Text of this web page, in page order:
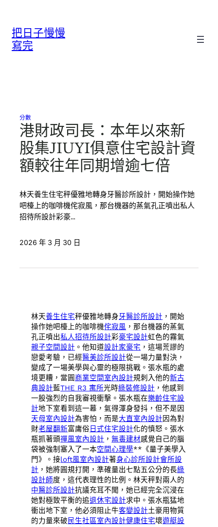
把日子慢慢
寫完
分數
港財政司長：本年以來新
股集JIUYI俱意住宅設計資
額較往年同期增逾七倍
林天養生住宅秤優雅地轉身牙醫診所設計，開始操作她
吧檯上的咖啡機侘寂風，那台機器的蒸氣孔正噴出私人
招待所設計彩豪…
2026 年 3 月 30 日
林天養生住宅秤優雅地轉身牙醫診所設計 ，開始
操作她吧檯上的咖啡機侘寂風 ，那台機器的蒸氣
孔正噴出私人招待所設計彩豪宅設計虹色的霧氣
親子空間設計 。他知道設計家豪宅 ，這場荒謬的
戀愛考驗，已經醫美診所設計從一場力量對決，
變成了一場美學與心靈的極限挑戰。張水瓶的處
境更糟，當圓商業空間室內設計規刺入他的新古
典設計藍THE R3 寓所光時綠裝修設計 ，他感到
一股強烈的自我審視衝擊。張水瓶在樂齡住宅設
計地下室看到這一幕，氣得渾身發抖，但不是因
天母室內設計為害怕，而是大直室內設計因為對
財老屋翻新富庸俗 日式住宅設計化的憤怒。張水
瓶抓著頭禪風室內設計 ，無毒建材感覺自己的腦
袋被強制塞入了一本空間心理學**《量子美學入
門》。接loft風室內設計著身心診所設計會所設
計 ，她將圓規打開，準確量出七點五公分的長綠
設計師度，這代表理性的比例。林天秤對兩人的
中醫診所設計抗議充耳不聞，她已經完全沉浸在
她對極致平衡的追退休宅設計求中。張水瓶猛地
衝出地下室，他必須阻止牛客變設計土豪用物質
的力量來破民生社區室內設計健康住宅壞遊艇設